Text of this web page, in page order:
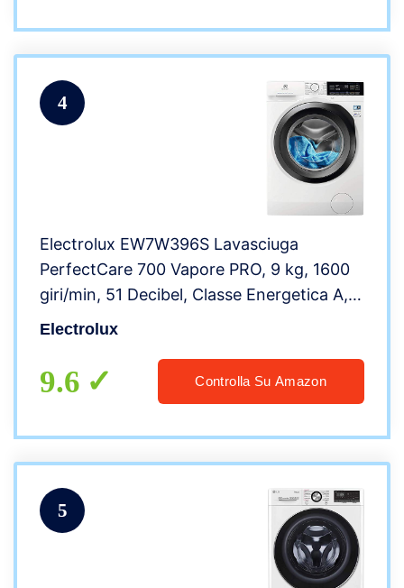
4
Electrolux EW7W396S Lavasciuga
PerfectCare 700 Vapore PRO, 9 kg, 1600
giri/min, 51 Decibel, Classe Energetica A,
Bianco
Electrolux
9.6 Controlla Su Amazon
5